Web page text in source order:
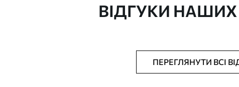
Можна додати покриття лаком та/або клей для шпалер
ВІДГУКИ НАШИХ
ПЕРЕГЛЯНУТИ ВСІ